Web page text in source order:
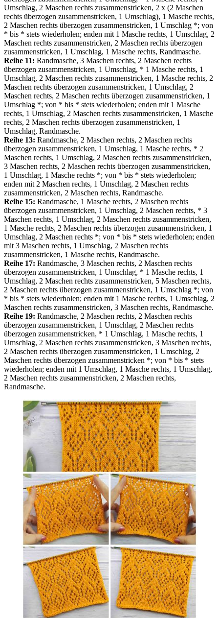
Umschlag, 2 Maschen rechts zusammenstricken, 2 х (2 Maschen
rechts überzogen zusammenstricken, 1 Umschlag), 1 Masche rechts,
2 Maschen rechts überzogen zusammenstricken, 1 Umschlag *; von
* bis * stets wiederholen; enden mit 1 Masche rechts, 1 Umschlag, 2
Maschen rechts zusammenstricken, 2 Maschen rechts überzogen
zusammenstricken, 1 Umschlag, 1 Masche rechts, Randmasche.
Reihe 11: Randmasche, 3 Maschen rechts, 2 Maschen rechts
überzogen zusammenstricken, 1 Umschlag, * 1 Masche rechts, 1
Umschlag, 2 Maschen rechts zusammenstricken, 1 Masche rechts, 2
Maschen rechts überzogen zusammenstricken, 1 Umschlag, 2
Maschen rechts, 2 Maschen rechts überzogen zusammenstricken, 1
Umschlag *; von * bis * stets wiederholen; enden mit 1 Masche
rechts, 1 Umschlag, 2 Maschen rechts zusammenstricken, 1 Masche
rechts, 2 Maschen rechts überzogen zusammenstricken, 1
Umschlag, Randmasche.
Reihe 13: Randmasche, 2 Maschen rechts, 2 Maschen rechts
überzogen zusammenstricken, 1 Umschlag, 1 Masche rechts, * 2
Maschen rechts, 1 Umschlag, 2 Maschen rechts zusammenstricken,
3 Maschen rechts, 2 Maschen rechts überzogen zusammenstricken,
1 Umschlag, 1 Masche rechts *; von * bis * stets wiederholen;
enden mit 2 Maschen rechts, 1 Umschlag, 2 Maschen rechts
zusammenstricken, 2 Maschen rechts, Randmasche.
Reihe 15: Randmasche, 1 Masche rechts, 2 Maschen rechts
überzogen zusammenstricken, 1 Umschlag, 2 Maschen rechts, * 3
Maschen rechts, 1 Umschlag, 2 Maschen rechts zusammenstricken,
1 Masche rechts, 2 Maschen rechts überzogen zusammenstricken, 1
Umschlag, 2 Maschen rechts *; von * bis * stets wiederholen; enden
mit 3 Maschen rechts, 1 Umschlag, 2 Maschen rechts
zusammenstricken, 1 Masche rechts, Randmasche.
Reihe 17: Randmasche, 3 Maschen rechts, 2 Maschen rechts
überzogen zusammenstricken, 1 Umschlag, * 1 Masche rechts, 1
Umschlag, 2 Maschen rechts zusammenstricken, 5 Maschen rechts,
2 Maschen rechts überzogen zusammenstricken, 1 Umschlag *; von
* bis * stets wiederholen; enden mit 1 Masche rechts, 1 Umschlag, 2
Maschen rechts zusammenstricken, 3 Maschen rechts, Randmasche.
Reihe 19: Randmasche, 2 Maschen rechts, 2 Maschen rechts
überzogen zusammenstricken, 1 Umschlag, 2 Maschen rechts
überzogen zusammenstricken, * 1 Umschlag, 1 Masche rechts, 1
Umschlag, 2 Maschen rechts zusammenstricken, 3 Maschen rechts,
2 Maschen rechts überzogen zusammenstricken, 1 Umschlag, 2
Maschen rechts überzogen zusammenstricken *; von * bis * stets
wiederholen; enden mit 1 Umschlag, 1 Masche rechts, 1 Umschlag,
2 Maschen rechts zusammenstricken, 2 Maschen rechts,
Randmasche.